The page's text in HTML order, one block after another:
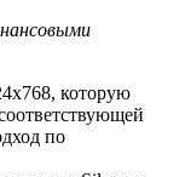
которую
по